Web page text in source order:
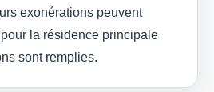
exonérations peuvent
la résidence principale
sont remplies.